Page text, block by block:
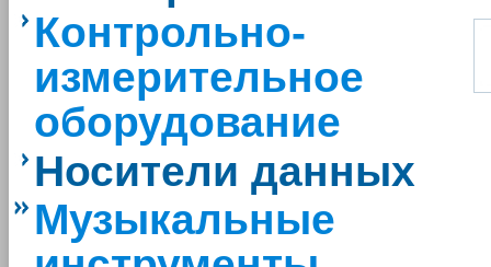
Контрольно-
измерительное
оборудование
Носители данных
Музыкальные